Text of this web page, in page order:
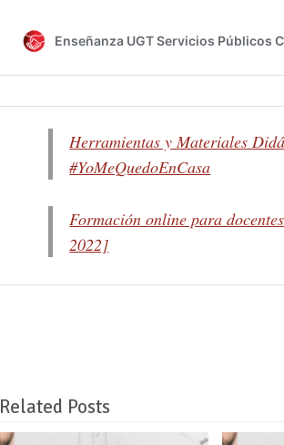
Herramientas y Materiales
#YoMeQuedoEnCasa
Formación online para
2022]
Related Posts